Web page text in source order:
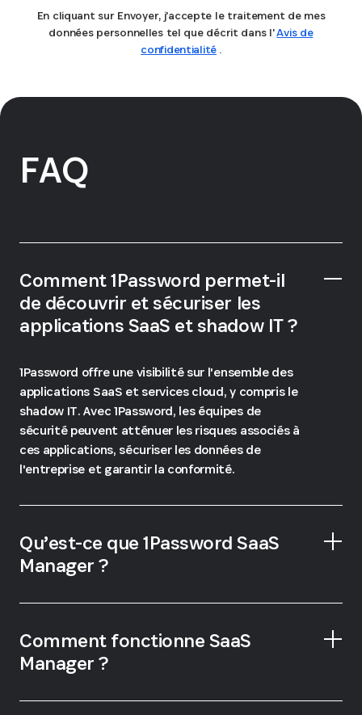
En cliquant sur Envoyer, j'accepte le traitement de mes
données personnelles tel que décrit dans l'Avis de
confidentialité .
FAQ
Comment 1Password permet-il
de découvrir et sécuriser les
applications SaaS et shadow IT ?
1Password offre une visibilité sur l'ensemble des
applications SaaS et services cloud, y compris le
shadow IT. Avec 1Password, les équipes de
sécurité peuvent atténuer les risques associés à
ces applications, sécuriser les données de
l'entreprise et garantir la conformité.
Qu’est-ce que 1Password SaaS
Manager ?
Comment fonctionne SaaS
Manager ?